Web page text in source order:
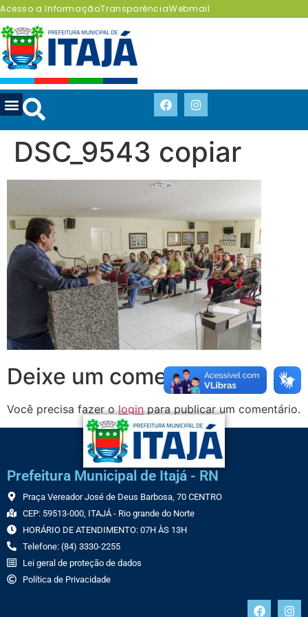
Acesso a InformaçãoTransparênciaWebmail
DSC_9543 copiar
Deixe um comentário
Você precisa fazer ologinpara publicar um comentário.
Prefeitura Municipal de Itajá - RN
Praça Vereador José de Deus Barbosa, 70 CENTRO
CEP: 59513-000, ITAJÁ - Rio grande do Norte
HORÁRIO DE ATENDIMENTO: 07H ÀS 13H
Telefone: (84) 3330-2255
Lei geral de proteção de dados
Política de Privacidade